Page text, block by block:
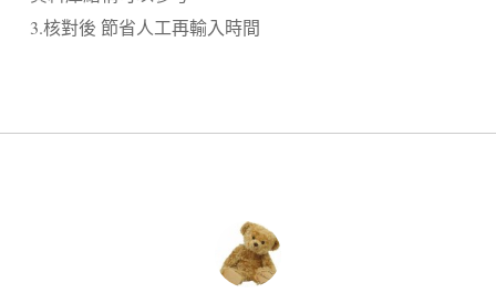
3.核對後 節省人工再輸入時間